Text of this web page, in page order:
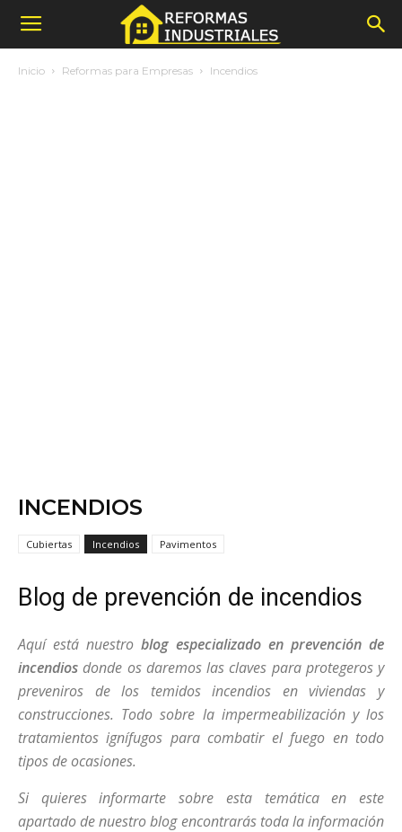
Inicio Reformas para Empresas Incendios
INCENDIOS
Cubiertas Incendios Pavimentos
Blog de prevención de incendios
Aquí está nuestro blog especializado en prevención de
incendios donde os daremos las claves para protegeros y
preveniros de los temidos incendios en viviendas y
construcciones. Todo sobre la impermeabilización y los
tratamientos ignífugos para combatir el fuego en todo
tipos de ocasiones.
Si quieres informarte sobre esta temática en este
apartado de nuestro blog encontrarás toda la información